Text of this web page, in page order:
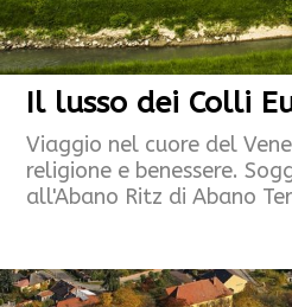
Il lusso dei Colli
Viaggio nel cuore del
religione e benessere.
all'Abano Ritz di Abano